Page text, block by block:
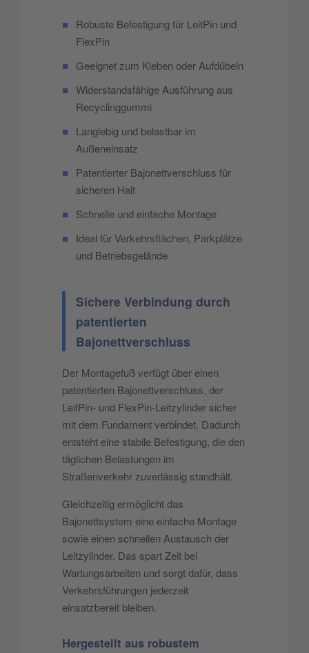
■
Robuste Befestigung für LeitPin und
FlexPin
■
Geeignet zum Kleben oder Aufdübeln
■ Widerstandsfähige Ausführung aus
Recyclinggummi
■
Langlebig und belastbar im
Außeneinsatz
■
Patentierter Bajonettverschluss für
sicheren Halt
■
Schnelle und einfache Montage
■
Ideal für Verkehrsflächen, Parkplätze
und Betriebsgelände
Sichere Verbindung durch
patentierten
Bajonettverschluss
Der Montagefuß verfügt über einen
patentierten Bajonettverschluss, der
LeitPin- und FlexPin-Leitzylinder sicher
mit dem Fundament verbindet. Dadurch
entsteht eine stabile Befestigung, die den
täglichen Belastungen im
Straßenverkehr zuverlässig standhält.
Gleichzeitig ermöglicht das
Bajonettsystem eine einfache Montage
sowie einen schnellen Austausch der
Leitzylinder. Das spart Zeit bei
Wartungsarbeiten und sorgt dafür, dass
Verkehrsführungen jederzeit
einsatzbereit bleiben.
Hergestellt aus robustem